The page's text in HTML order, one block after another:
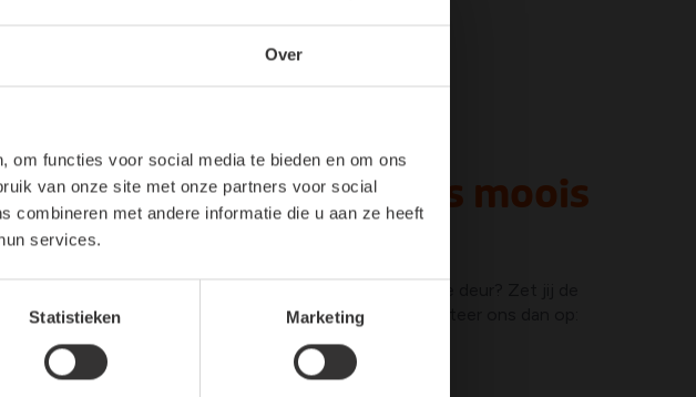
Over
om functies voor social media te bieden en om ons
van onze site met onze partners voor social
combineren met andere informatie die u aan ze heeft
services.
Statistieken Marketing
Samen maken we er iets moois
van
bloemetjes zometeen niet buiten, maar binnen? Contacteer ons dan op:
events-dadizele@floralux.be
0473/ 96 01 00